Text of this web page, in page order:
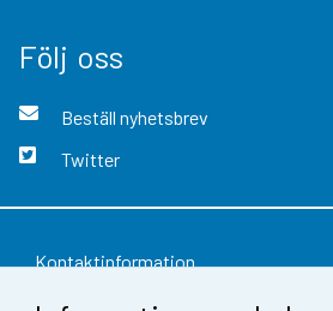
Följ oss
Beställ nyhetsbrev
Twitter
Kontaktinformation